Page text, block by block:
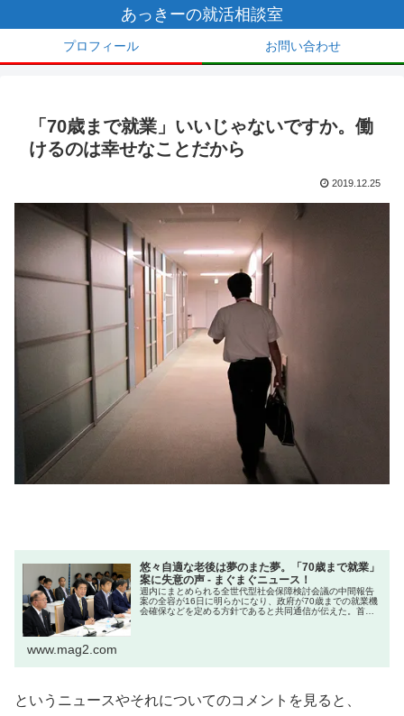
あっきーの就活相談室
プロフィール お問い合わせ
「70歳まで就業」いいじゃないですか。働
けるのは幸せなことだから
2019.12.25
悠々自適な老後は夢のまた夢。「70歳まで就業」
案に失意の声 - まぐまぐニュース！
週内にまとめられる全世代型社会保障検討会議の中間報告
案の全容が16日に明らかになり、政府が70歳までの就業機
会確保などを定める方針であると共同通信が伝えた。首相
www.mag2.com
というニュースやそれについてのコメントを見ると、